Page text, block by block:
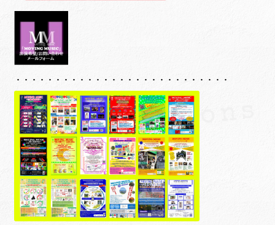
・・・・・・・・・・・・・・・・・・・・・・・・・・・